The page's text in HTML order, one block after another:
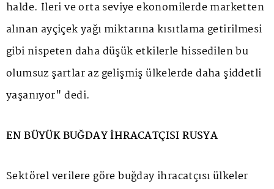
halde. İleri ve orta seviye ekonomilerde marketten
alınan ayçiçek yağı miktarına kısıtlama getirilmesi
gibi nispeten daha düşük etkilerle hissedilen bu
olumsuz şartlar az gelişmiş ülkelerde daha şiddetli
yaşanıyor" dedi.
EN BÜYÜK BUĞDAY İHRACATÇISI RUSYA
Sektörel verilere göre buğday ihracatçısı ülkeler